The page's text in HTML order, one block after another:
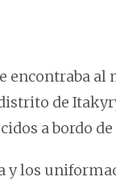
encontraba
de
a bordo
y los